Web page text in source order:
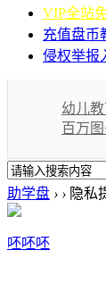
VIP全站
充值盘币
侵权举报
幼儿
百万
助学盘 › › 隐私
呸呸呸